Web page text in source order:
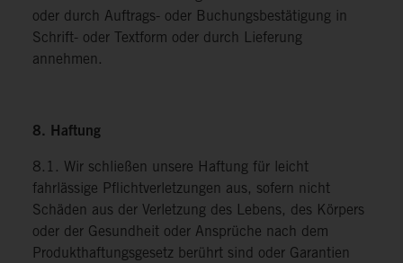
oder durch Auftrags- oder Buchungsbestätigung in
Schrift- oder Textform oder durch Lieferung
annehmen.
8. Haftung
8.1. Wir schließen unsere Haftung für leicht
fahrlässige Pflichtverletzungen aus, sofern nicht
Schäden aus der Verletzung des Lebens, des Körpers
oder der Gesundheit oder Ansprüche nach dem
Produkthaftungsgesetz berührt sind oder Garantien